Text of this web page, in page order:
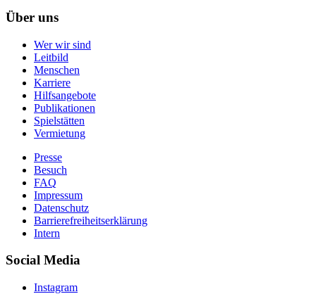
Über uns
Wer wir sind
Leitbild
Menschen
Karriere
Hilfsangebote
Publikationen
Spielstätten
Vermietung
Presse
Besuch
FAQ
Impressum
Datenschutz
Barrierefreiheitserklärung
Intern
Social Media
Instagram